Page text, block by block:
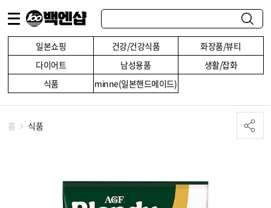
일본쇼핑 건강/건강식품
화장품/뷰티
다이어트
남성용품
생활/잡화
식품
minne(일본핸드메이드)
홈 식품